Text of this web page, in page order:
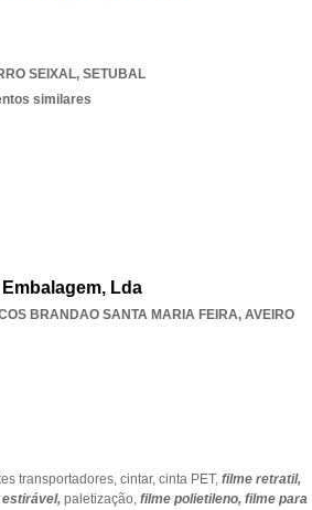
SEIXAL, SETUBAL
similares
Lda
BRANDAO SANTA MARIA FEIRA, AVEIRO
transportadores, cintar, cinta PET, filme retratil,
paletização, filme polietileno, filme para